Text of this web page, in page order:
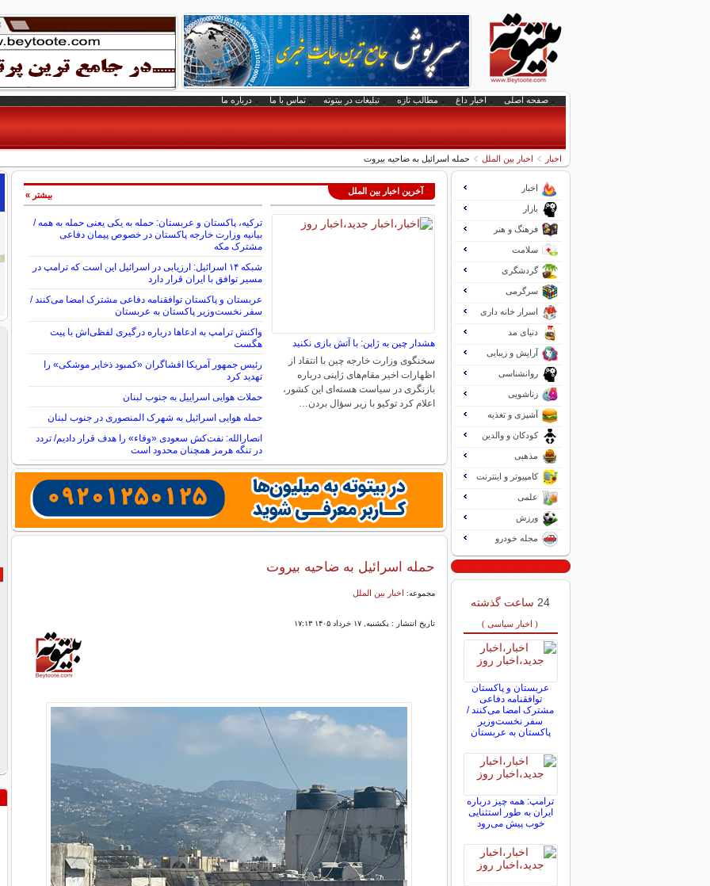
صفحه اصلی اخبار داغ مطالب تازه تبلیغات در بیتوته تماس با ما درباره ما
اخبار اخبار بین الملل حمله اسرائیل به ضاحیه بیروت
آخرین اخبار بین الملل
هشدار چین به ژاپن: با آتش بازی نکنید
سخنگوی وزارت خارجه چین با انتقاد از
اظهارات اخیر مقام‌های ژاپنی درباره
بازنگری در سیاست هسته‌ای این کشور،
اعلام کرد توکیو با زیر سؤال بردن…
ترکیه، پاکستان و عربستان: حمله به یکی یعنی حمله به همه /
بیانیه وزارت خارجه پاکستان در خصوص پیمان دفاعی
مشترک مکه
شبکه ۱۴ اسرائیل: ارزیابی در اسرائیل این است که ترامپ در
مسیر توافق با ایران قرار دارد
عربستان و پاکستان توافقنامه دفاعی مشترک امضا می‌کنند /
سفر نخست‌وزیر پاکستان به عربستان
واکنش ترامپ به ادعاها درباره درگیری لفظی‌اش با پیت
هگست
رئیس جمهور آمریکا افشاگران «کمبود ذخایر موشکی» را
تهدید کرد
حملات هوایی اسراییل به جنوب لبنان
حمله هوایی اسرائیل به شهرک المنصوری در جنوب لبنان
انصارالله: نفت‌کش سعودی «وفاء» را هدف قرار دادیم/ تردد
در تنگه هرمز همچنان محدود است
بیشتر »
حمله اسرائیل به ضاحیه بیروت
مجموعه: اخبار بین الملل
تاریخ انتشار : یکشنبه, ۱۷ خرداد ۱۴۰۵ ۱۷:۱۳
اخبار
بازار
فرهنگ و هنر
سلامت
گردشگری
سرگرمی
اسرار خانه داری
دنیای مد
آرایش و زیبایی
روانشناسی
زناشویی
آشپزی و تغذیه
کودکان و والدین
مذهبی
کامپیوتر و اینترنت
علمی
ورزش
مجله خودرو
24 ساعت گذشته
( اخبار سیاسی )
عربستان و پاکستان
توافقنامه دفاعی
مشترک امضا می‌کنند /
سفر نخست‌وزیر
پاکستان به عربستان
ترامپ: همه چیز درباره
ایران به طور استثنایی
خوب پیش می‌رود